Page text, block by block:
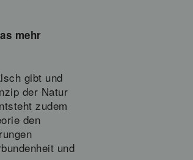
mehr
gibt und
der Natur
zudem
den
und